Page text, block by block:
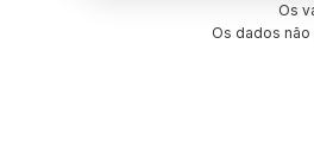
Os
Os dados